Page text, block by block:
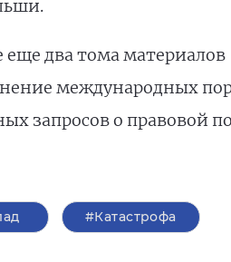
два тома материалов
международных
запросов о правовой
#Катастрофа